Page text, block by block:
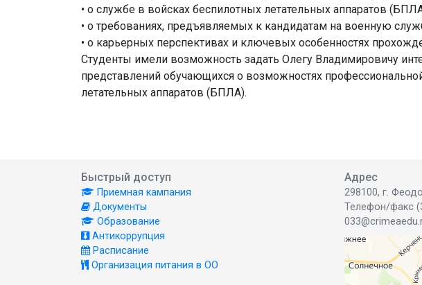
• о службе в войсках беспилотных летательных аппаратов
• о требованиях, предъявляемых к кандидатам на военную
• о карьерных перспективах и ключевых особенностях
Студенты имели возможность задать Олегу Владимировичу
представлений обучающихся о возможностях
летательных аппаратов (БПЛА).
Быстрый доступ
Приемная кампания
Документы
Образование
Антикоррупция
Расписание
Организация питания в ОО
Адрес
298100, г.
Телефон/факс